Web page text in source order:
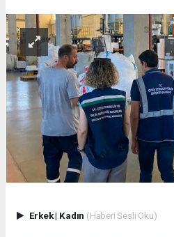
Erkek| Kadın (Haberi Sesli Oku)